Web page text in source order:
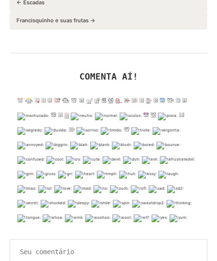
← Escadas
Francisquinho e suas frutas →
COMENTA AÍ!